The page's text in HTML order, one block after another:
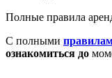
Полные правила
С полными
ознакомиться до